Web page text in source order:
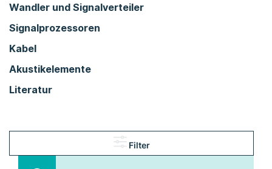
Wandler und Signalverteiler
Signalprozessoren
Kabel
Akustikelemente
Literatur
Filter